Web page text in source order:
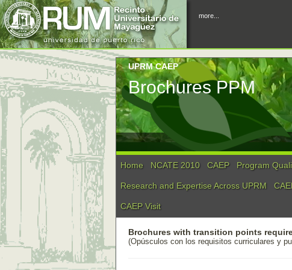
more...
UPRM CAEP
Brochures PPM
Home NCATE 2010 CAEP Program
Research and Expertise Across UPRM
CAEP Visit
Brochures with transition points
(Opúsculos con los requisitos curriculares y